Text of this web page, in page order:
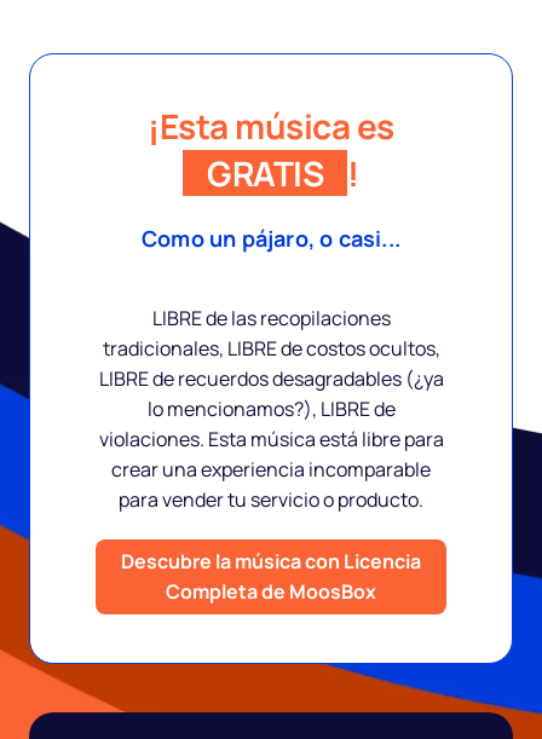
¡Esta música es
GRATIS !
Como un pájaro, o casi...
LIBRE de las recopilaciones
tradicionales, LIBRE de costos ocultos,
LIBRE de recuerdos desagradables (¿ya
lo mencionamos?), LIBRE de
violaciones. Esta música está libre para
crear una experiencia incomparable
para vender tu servicio o producto.
Descubre la música con Licencia
Completa de MoosBox